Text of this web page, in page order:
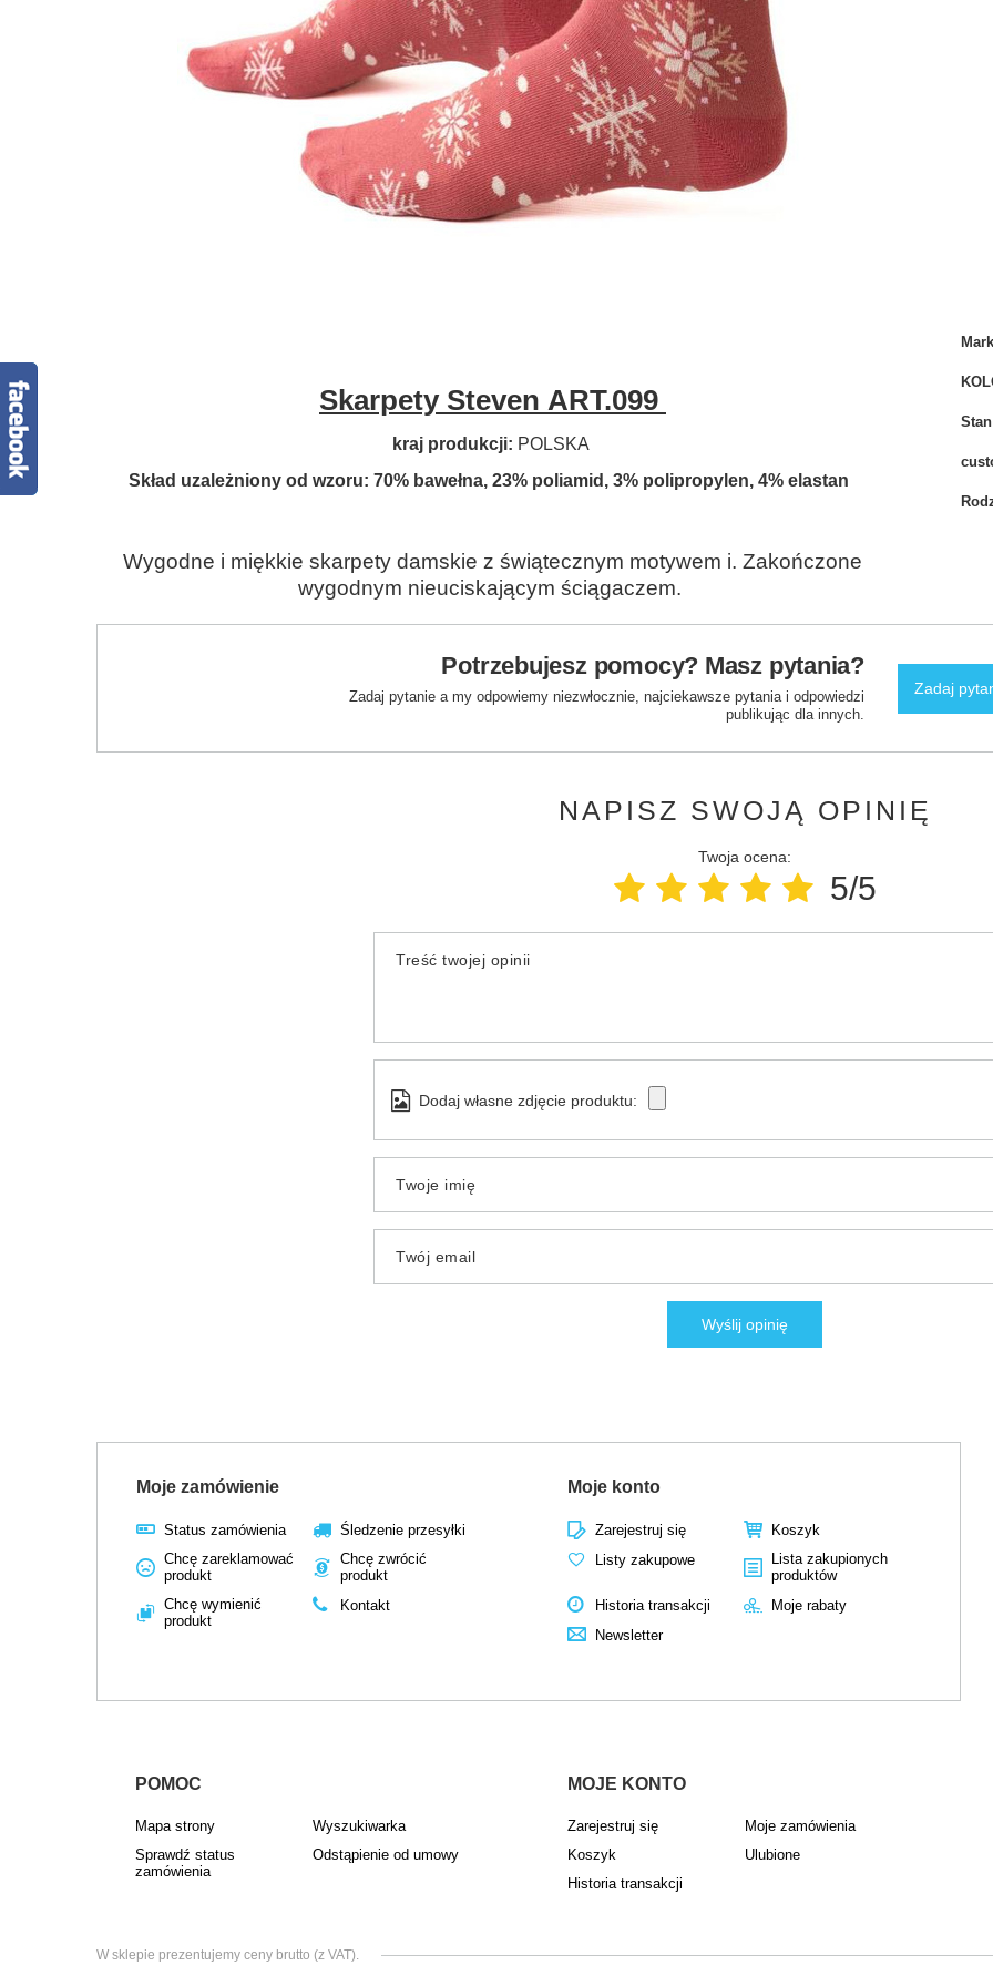
Skarpety Steven ART.099
kraj produkcji: POLSKA
Skład uzależniony od wzoru: 70% bawełna, 23% poliamid, 3% polipropylen, 4% elastan
Wygodne i miękkie skarpety damskie z świątecznym motywem i. Zakończone
wygodnym nieuciskającym ściągaczem.
Stan
Potrzebujesz pomocy? Masz pytania?
Zadaj pytanie a my odpowiemy niezwłocznie, najciekawsze pytania i odpowiedzi
publikując dla innych.
Zadaj
NAPISZ SWOJĄ OPINIĘ
Twoja ocena:
5/5
Treść twojej opinii
Dodaj własne zdjęcie produktu:
Twoje imię
Twój email
Wyślij opinię
Moje zamówienie
Status zamówienia
Śledzenie przesyłki
Chcę zareklamować
produkt
Chcę zwrócić
produkt
Chcę wymienić
produkt
Kontakt
Moje konto
Zarejestruj się
Koszyk
Listy zakupowe
Lista zakupionych
produktów
Historia transakcji
Moje rabaty
Newsletter
POMOC
Mapa strony
Wyszukiwarka
Sprawdź status
zamówienia
Odstąpienie od umowy
MOJE KONTO
Zarejestruj się
Moje zamówienia
Koszyk
Ulubione
Historia transakcji
W sklepie prezentujemy ceny brutto (z VAT).